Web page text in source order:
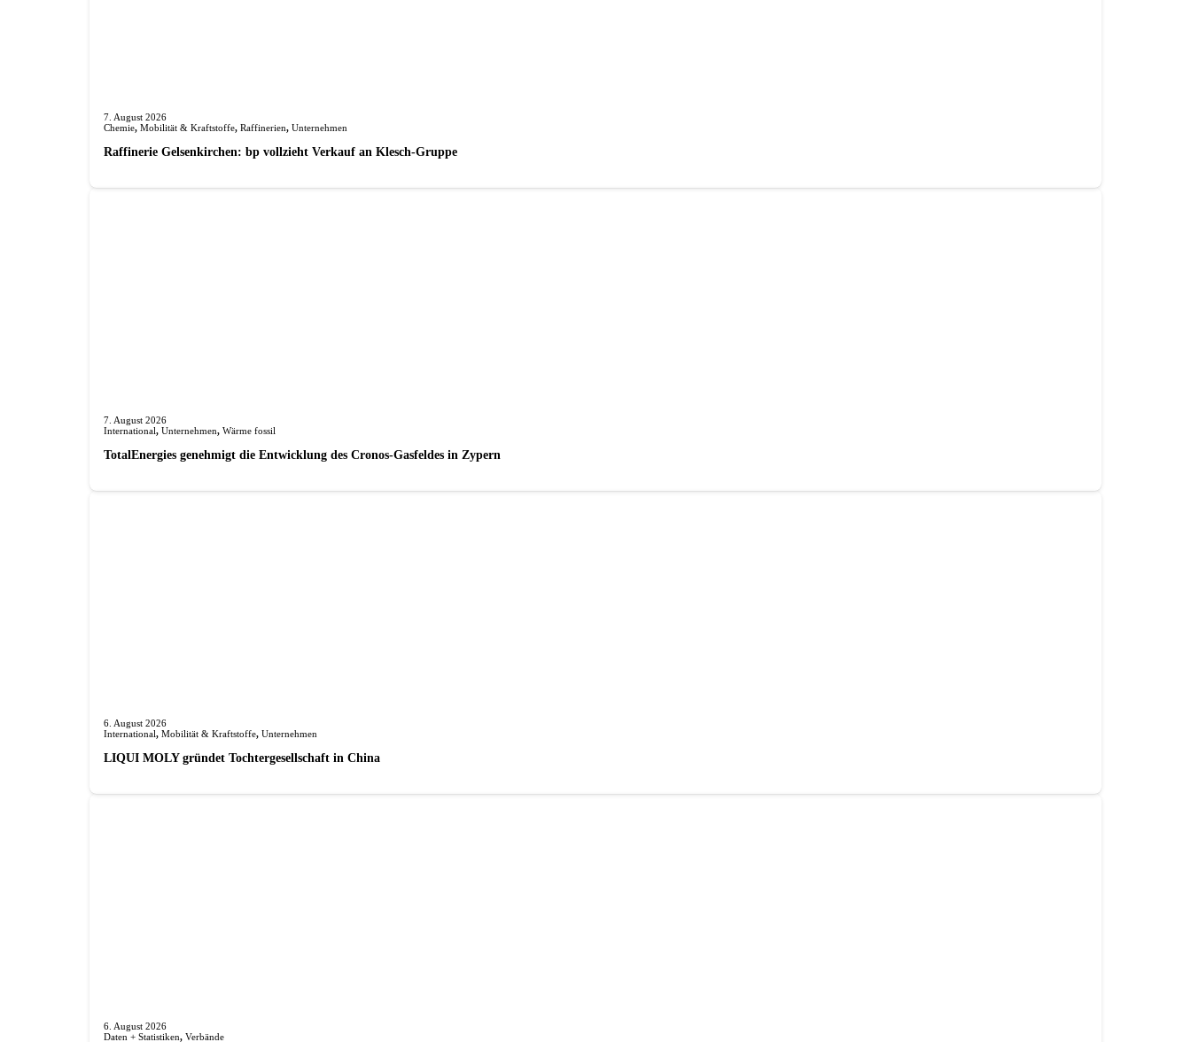
7. August 2026
Chemie, Mobilität & Kraftstoffe, Raffinerien, Unternehmen
Raffinerie Gelsenkirchen: bp vollzieht Verkauf an Klesch-Gruppe
7. August 2026
International, Unternehmen, Wärme fossil
TotalEnergies genehmigt die Entwicklung des Cronos-Gasfeldes in Zypern
6. August 2026
International, Mobilität & Kraftstoffe, Unternehmen
LIQUI MOLY gründet Tochterge­sellschaft in China
6. August 2026
Daten + Statistiken, Verbände